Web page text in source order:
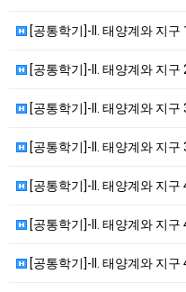
[공통학기]-II. 태양계와 지구
[공통학기]-II. 태양계와 지구
[공통학기]-II. 태양계와 지구
[공통학기]-II. 태양계와 지구
[공통학기]-II. 태양계와 지구
[공통학기]-II. 태양계와 지구
[공통학기]-II. 태양계와 지구